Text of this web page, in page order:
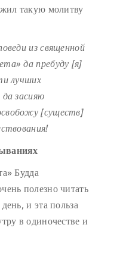
такую молитву
из священной
да пребуду [я]
лучших
да засияю
[существ]
Будда
полезно читать
и эта польза
в одиночестве и